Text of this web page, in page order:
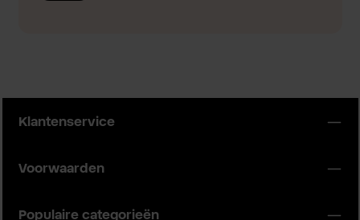
Klantenservice
Voorwaarden
Populaire categorieën